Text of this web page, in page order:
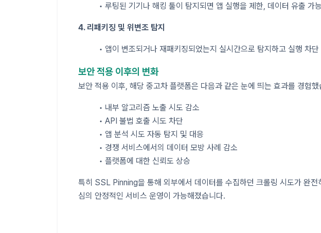
• 루팅된 기기나 해킹 툴이 탐지되면 앱 실행을 제한, 데이터 유출 가
4. 리패키징 및 위변조 탐지
• 앱이 변조되거나 재패키징되었는지 실시간으로 탐지하고 실행 차단
보안 적용 이후의 변화
보안 적용 이후, 해당 중고차 플랫폼은 다음과 같은 눈에 띄는 효과를 경험했
• 내부 알고리즘 노출 시도 감소
• API 불법 호출 시도 차단
• 앱 분석 시도 자동 탐지 및 대응
• 경쟁 서비스에서의 데이터 모방 사례 감소
• 플랫폼에 대한 신뢰도 상승
특히 SSL Pinning을 통해 외부에서 데이터를 수집하던 크롤링 시도가 완전
심의 안정적인 서비스 운영이 가능해졌습니다.